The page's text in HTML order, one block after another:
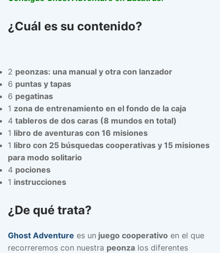
¿Cuál es su contenido?
2 peonzas: una manual y otra con lanzador
6 puntas y tapas
6 pegatinas
1 zona de entrenamiento en el fondo de la caja
4 tableros de dos caras (8 mundos en total)
1 libro de aventuras con 16 misiones
1 libro con 25 búsquedas cooperativas y 15 misiones
para modo solitario
4 pociones
1 instrucciones
¿De qué trata?
Ghost Adventure es un juego cooperativo en el que
recorreremos con nuestra peonza los diferentes